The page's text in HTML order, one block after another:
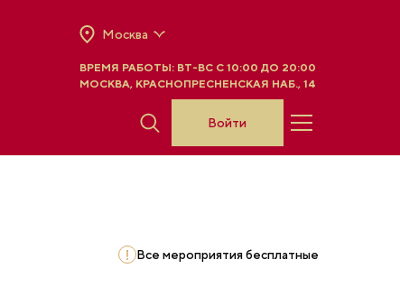
Москва
ВРЕМЯ РАБОТЫ:ВТ-ВС C 10:00 ДО 20:00
МОСКВА, КРАСНОПРЕСНЕНСКАЯ НАБ., 14
Войти
Все мероприятия бесплатные